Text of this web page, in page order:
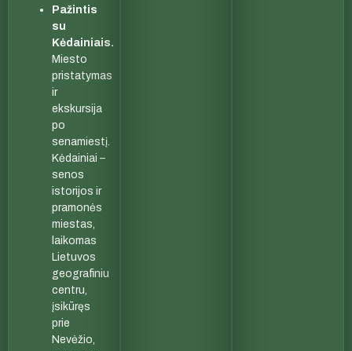
Pažintis
su
Kėdainiais.
Miesto
pristatymas
ir
ekskursija
po
senamiestį.
Kėdainiai –
senos
istorijos ir
pramonės
miestas,
laikomas
Lietuvos
geografiniu
centru,
įsikūręs
prie
Nevėžio,